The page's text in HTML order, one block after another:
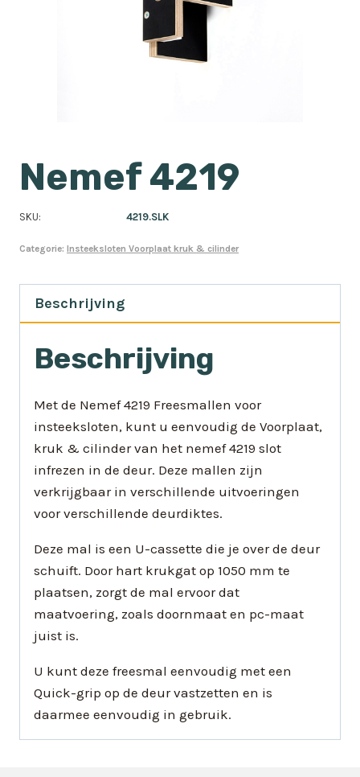
Nemef 4219
SKU: 4219.SLK
Categorie: Insteeksloten Voorplaat kruk & cilinder
Beschrijving
Beschrijving
Met de Nemef 4219 Freesmallen voor
insteeksloten, kunt u eenvoudig de Voorplaat,
kruk & cilinder van het nemef 4219 slot
infrezen in de deur. Deze mallen zijn
verkrijgbaar in verschillende uitvoeringen
voor verschillende deurdiktes.
Deze mal is een U-cassette die je over de deur
schuift. Door hart krukgat op 1050 mm te
plaatsen, zorgt de mal ervoor dat
maatvoering, zoals doornmaat en pc-maat
juist is.
U kunt deze freesmal eenvoudig met een
Quick-grip op de deur vastzetten en is
daarmee eenvoudig in gebruik.